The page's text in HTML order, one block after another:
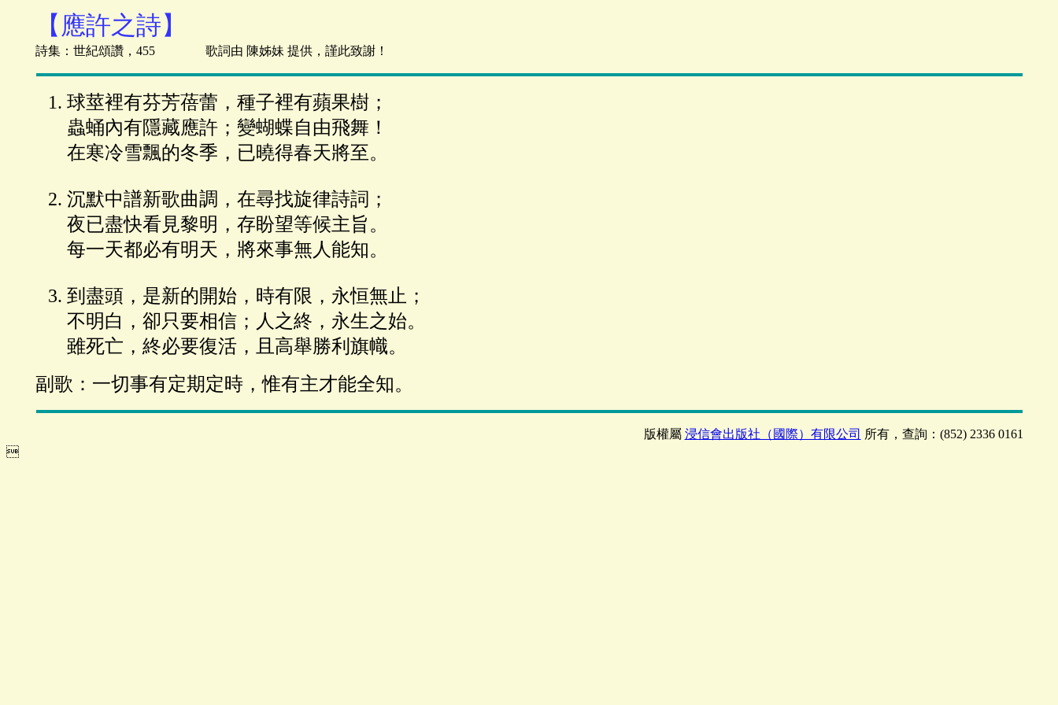
【應許之詩】
詩集：世紀頌讚，455 歌詞由 陳姊妹 提供，謹此致謝！
球莖裡有芬芳蓓蕾，種子裡有蘋果樹；
蟲蛹內有隱藏應許；變蝴蝶自由飛舞！
在寒冷雪飄的冬季，已曉得春天將至。
沉默中譜新歌曲調，在尋找旋律詩詞；
夜已盡快看見黎明，存盼望等候主旨。
每一天都必有明天，將來事無人能知。
到盡頭，是新的開始，時有限，永恒無止；
不明白，卻只要相信；人之終，永生之始。
雖死亡，終必要復活，且高舉勝利旗幟。
副歌：一切事有定期定時，惟有主才能全知。
版權屬 浸信會出版社（國際）有限公司 所有，查詢：(852) 2336 0161
